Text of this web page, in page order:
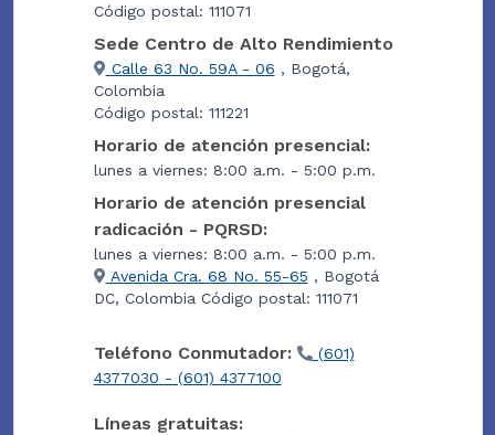
Código postal: 111071
Sede Centro de Alto Rendimiento
Calle 63 No. 59A - 06 , Bogotá,
Colombia
Código postal: 111221
Horario de atención presencial:
lunes a viernes: 8:00 a.m. - 5:00 p.m.
Horario de atención presencial
radicación - PQRSD:
lunes a viernes: 8:00 a.m. - 5:00 p.m.
Avenida Cra. 68 No. 55-65 , Bogotá
DC, Colombia Código postal: 111071
Teléfono Conmutador:
(601)
4377030 - (601) 4377100
Líneas gratuitas: